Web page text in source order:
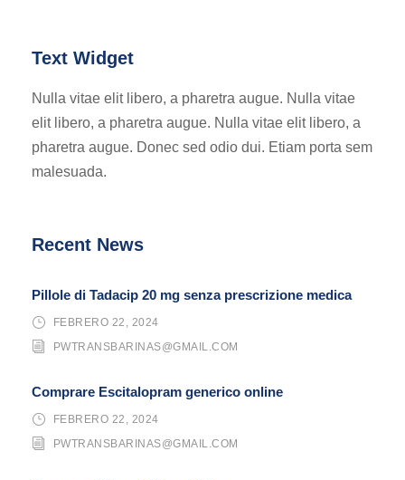
Text Widget
Nulla vitae elit libero, a pharetra augue. Nulla vitae
elit libero, a pharetra augue. Nulla vitae elit libero, a
pharetra augue. Donec sed odio dui. Etiam porta sem
malesuada.
Recent News
Pillole di Tadacip 20 mg senza prescrizione medica
FEBRERO 22, 2024
PWTRANSBARINAS@GMAIL.COM
Comprare Escitalopram generico online
FEBRERO 22, 2024
PWTRANSBARINAS@GMAIL.COM